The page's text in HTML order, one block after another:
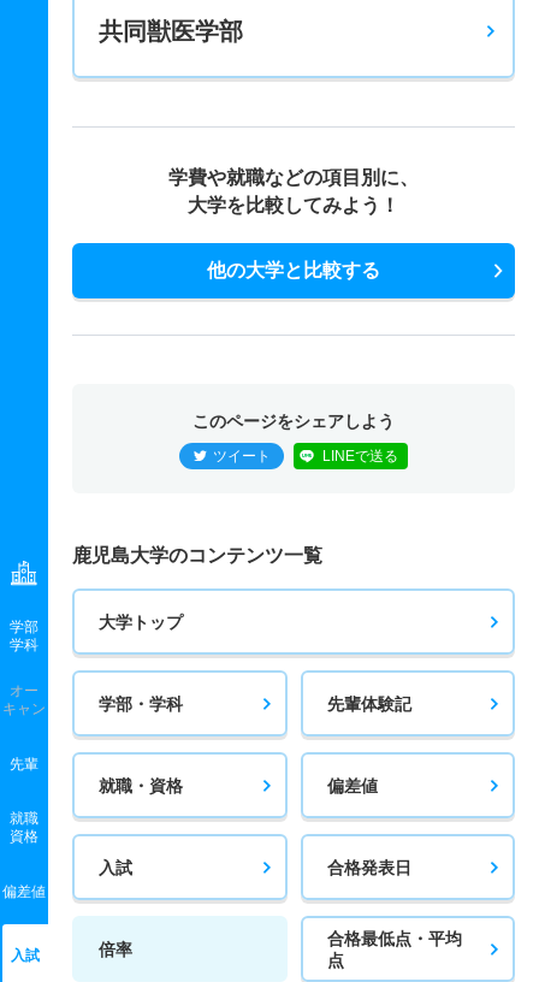
学部
学科
オー
キャン
先輩
就職
資格
偏差値
入試
共同獣医学部
学費や就職などの項目別に、
大学を比較してみよう！
他の大学と比較する
このページをシェアしよう
ツイート LINEで送る
鹿児島大学のコンテンツ一覧
大学トップ
学部・学科 先輩体験記
就職・資格 偏差値
入試 合格発表日
倍率
合格最低点・平均
点